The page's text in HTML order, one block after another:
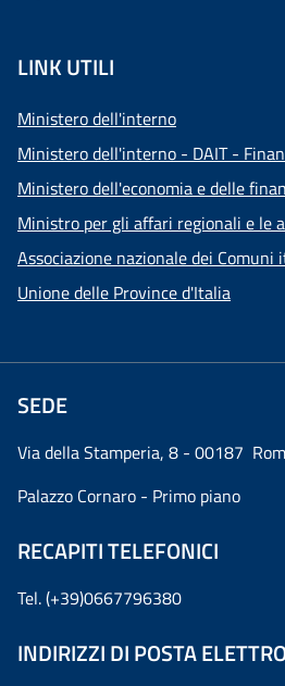
LINK UTILI
Ministero dell'interno
Ministero dell'interno - DAIT -
Ministero dell'economia e delle
Ministro per gli affari regionali e le
Associazione nazionale dei Comuni
Unione delle Province d'Italia
SEDE
Via della Stamperia, 8 - 00187
Palazzo Cornaro - Primo piano
RECAPITI TELEFONICI
Tel. (+39)0667796380
INDIRIZZI DI POSTA